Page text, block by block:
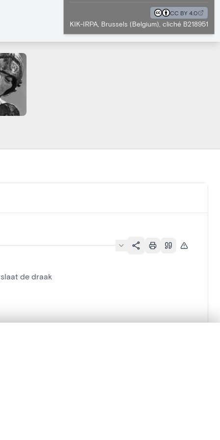
CC BY 4.0
KIK-IRPA, Brussels (Belgium), cliché B218951
de draak